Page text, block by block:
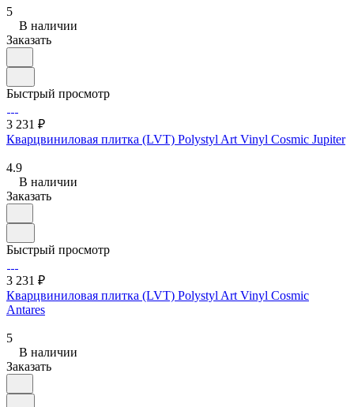
5
В наличии
Заказать
Быстрый просмотр
3 231 ₽
Кварцвиниловая плитка (LVT) Polystyl Art Vinyl Cosmic Jupiter
4.9
В наличии
Заказать
Быстрый просмотр
3 231 ₽
Кварцвиниловая плитка (LVT) Polystyl Art Vinyl Cosmic
Antares
5
В наличии
Заказать